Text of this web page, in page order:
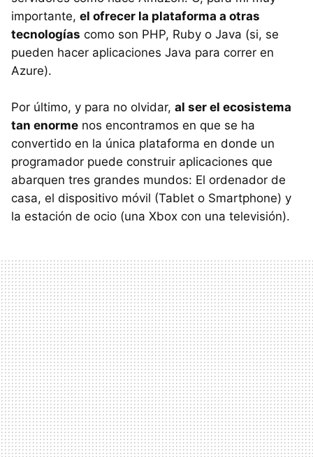
importante, el ofrecer la plataforma a otras
tecnologías como son PHP, Ruby o Java (si, se
pueden hacer aplicaciones Java para correr en
Azure).
Por último, y para no olvidar, al ser el ecosistema
tan enorme nos encontramos en que se ha
convertido en la única plataforma en donde un
programador puede construir aplicaciones que
abarquen tres grandes mundos: El ordenador de
casa, el dispositivo móvil (Tablet o Smartphone) y
la estación de ocio (una Xbox con una televisión).